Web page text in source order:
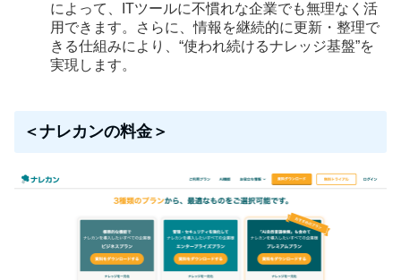
によって、ITツールに不慣れな企業でも無理なく活
用できます。さらに、情報を継続的に更新・整理で
きる仕組みにより、“使われ続けるナレッジ基盤”を
実現します。
＜ナレカンの料金＞